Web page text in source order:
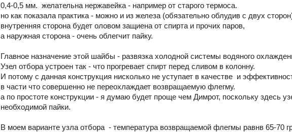
0,4-0,5 мм. желательна нержавейка - например от старого термоса.
но как показала практика - можно и из железа (обязательно облудив с двух
внутренняя сторона будет оловом защиена от спирта и прочих паров,
а наружная сторона - очень облегчит пайку.
Главное назначение этой шайбы - развязка холодной системы водяного
Узел отбора устроен так - что прогревает спирт перед сливом в колонну.
И потому с данная конструкция нисколько не уступает в качестве и
в части что совершенно не переохлаждает возвращаемую флегму.
а по простоте конструкции - я думаю будет проще чем Димрот, поскольку здесь
необходимой пайки.
В моем варианте узла отбора - температура возвращаемой флегмы равнв 65-70